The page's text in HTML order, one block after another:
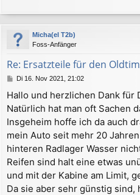
Micha(el T2b)
Foss-Anfänger
Re: Ersatzteile für den
B
i
t
a
g
Di 16. Nov 2021, 21:02
Hallo und herzlichen Dank für
Natürlich hat man oft Sachen
Insgeheim hoffe ich da auch
mein Auto seit mehr 20
hinteren Radlager Wasser
Reifen sind halt eine etwas
und mit der Kabine am Limit,
Da sie aber sehr günstig